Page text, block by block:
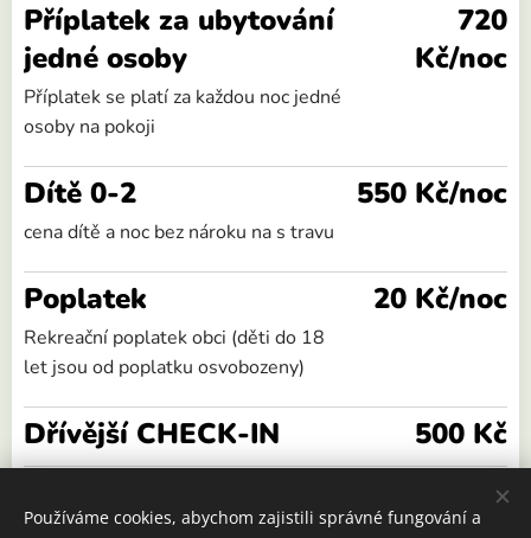
Příplatek za ubytování
jedné osoby
Příplatek se platí za každou noc jedné
osoby na pokoji
720
Kč/noc
Dítě 0-2
cena dítě a noc bez nároku na s travu
550 Kč/noc
Poplatek
Rekreační poplatek obci (děti do 18
let jsou od poplatku osvobozeny)
20 Kč/noc
Dřívější CHECK-IN
500 Kč
500 Kč
Používáme cookies, abychom zajistili správné fungování a